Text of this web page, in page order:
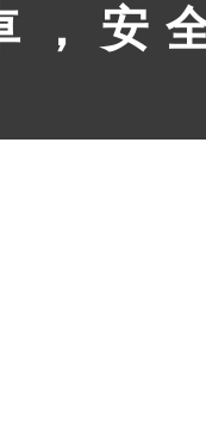
，安